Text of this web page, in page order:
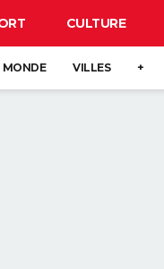
CULTURE
MONDE VILLES +